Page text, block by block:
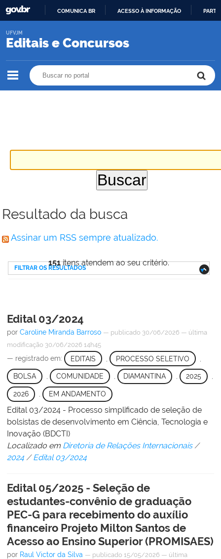
O
COMUNICA BR ACESSO À INFORMAÇÃO
Editais e Concursos
UFVJM
Resultado da busca
Assinar um RSS sempre atualizado.
151itens atendem ao seu critério.
FILTRAR OS RESULTADOS
Edital 03/2024
por Caroline Miranda Barroso — publicado 30/06/2026 — última
modificação 30/06/2026 14h45
— registrado em: EDITAIS PROCESSO SELETIVO
BOLSA , COMUNIDADE , DIAMANTINA , 2025 ,
2026 EM ANDAMENTO
Edital 03/2024 - Processo simplificado de seleção de
bolsistas de desenvolvimento em Ciência, Tecnologia e
Inovação (BDCTI)
Localizado em Diretoria de Relações Internacionais /
2024 /Edital 03/2024
Edital 05/2025 - Seleção de
estudantes-convênio de graduação
PEC-G para recebimento do auxílio
financeiro Projeto Milton Santos de
Acesso ao Ensino Superior (PROMISAES)
por Raul Victor da Silva — publicado 15/05/2026 — última